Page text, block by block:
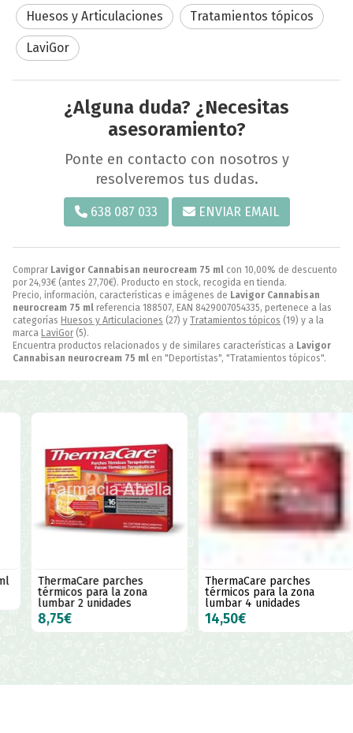
Comprar Lavigor Cannabisan neurocream 75 ml con 10,00% de descuento
por 24,93€ (antes 27,70€). Producto en stock, recogida en tienda.
Precio, información, características e imágenes de Lavigor Cannabisan
neurocream 75 ml referencia 188507, EAN 8429007054335, pertenece a las
categorías Huesos y Articulaciones (27) y Tratamientos tópicos (19) y a la
marca LaviGor (5).
Encuentra productos relacionados y de similares características a Lavigor
Cannabisan neurocream 75 ml en "Deportistas", "Tratamientos tópicos".
Huesos y Articulaciones
Tratamientos tópicos
LaviGor
¿Alguna duda? ¿Necesitas
asesoramiento?
Ponte en contacto con nosotros y
resolveremos tus dudas.
638 087 033 ENVIAR EMAIL
ThermaCare parches
térmicos para la zona
lumbar 2 unidades
8,75€
ThermaCare parches
térmicos para la zona
lumbar 4 unidades
14,50€